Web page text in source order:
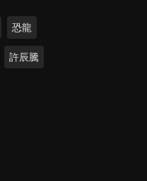
恐龍
許辰騰